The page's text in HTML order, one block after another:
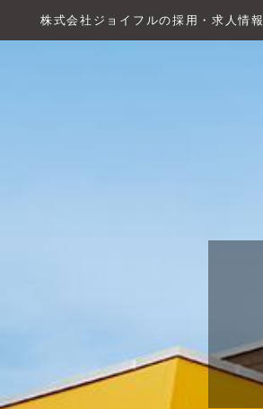
株式会社ジョイフルの採用・求人情報